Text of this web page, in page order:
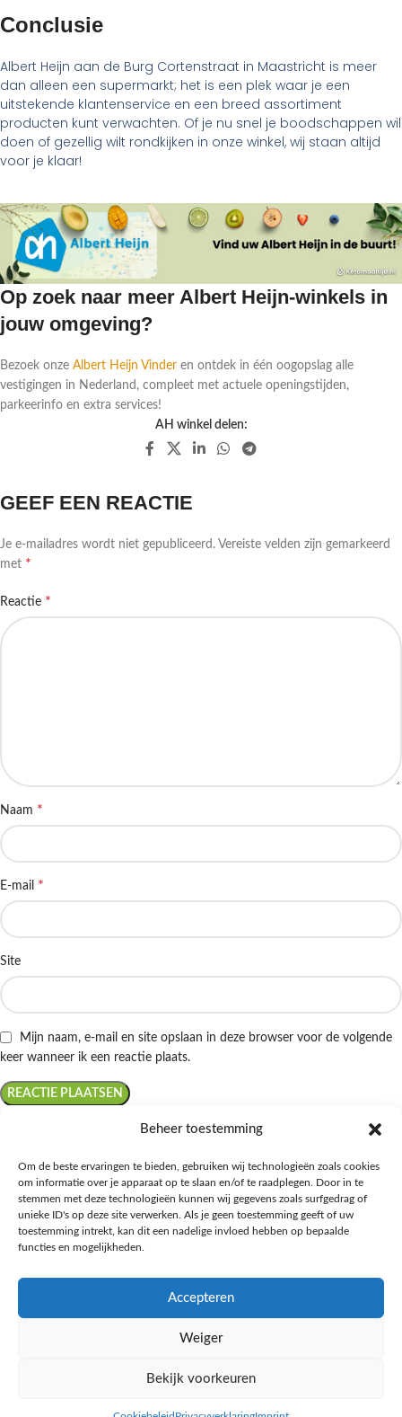
Beheer toestemming
Om de beste ervaringen te bieden, gebruiken wij technologieën zoals cookies
om informatie over je apparaat op te slaan en/of te raadplegen. Door in te
stemmen met deze technologieën kunnen wij gegevens zoals surfgedrag of
unieke ID's op deze site verwerken. Als je geen toestemming geeft of uw
toestemming intrekt, kan dit een nadelige invloed hebben op bepaalde
functies en mogelijkheden.
Accepteren
Weiger
Bekijk voorkeuren
Conclusie
Albert Heijn aan de Burg Cortenstraat in Maastricht is meer
dan alleen een supermarkt; het is een plek waar je een
uitstekende klantenservice en een breed assortiment
producten kunt verwachten. Of je nu snel je boodschappen wil
doen of gezellig wilt rondkijken in onze winkel, wij staan altijd
voor je klaar!
Op zoek naar meer Albert Heijn-winkels in
jouw omgeving?
Bezoek onze Albert Heijn Vinder en ontdek in één oogopslag alle
vestigingen in Nederland, compleet met actuele openingstijden,
parkeerinfo en extra services!
AH winkel delen:
GEEF EEN REACTIE
Je e-mailadres wordt niet gepubliceerd. Vereiste velden zijn gemarkeerd
met *
Reactie *
Naam *
E-mail *
Site
Mijn naam, e-mail en site opslaan in deze browser voor de volgende
keer wanneer ik een reactie plaats.
Ontdek de beste keto-vriendelijke keuzes van Albert Heijn, verrijk je
kennis met onze diepgaande blogs over het keto-dieet, en deel jouw
favoriete keto recepten in onze bruisende online gemeenschap!
Ketomaaltijd.nl 2025